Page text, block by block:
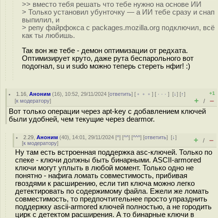
>> вместо тебя решать что тебе нужно на основе ИИ
> Только установил убунточку — а ИИ тебе сразу и снап
выпилил, и
> репу файрфокса с packages.mozilla.org подключил, всё
как ты любишь.
Так вон же тебе - демон оптимизации от редхата.
Оптимизирует круто, даже рута беспарольного вот
подогнал, su и sudo можно теперь стереть нфиг! :)
1.16 ,Аноним (16), 10:52, 29/11/2024 [ответить] [ ﹢﹢﹢] [ · · ·][↓] [↑]
[к модератору]
+1
+ / –
Вот только операции через apt-key с добавлением ключей
были удобней, чем текущие через dearmor.
2.29 ,Аноним (40), 14:01, 29/11/2024 [^] [^^] [^^^] [ответить][↓]
[к модератору] + / –
Ну там есть встроенная поддержка asc-ключей. Только по
спеке - ключи должны быть бинарными. ASCII-armored
ключи могут уплыть в любой момент. Только одно не
понятно - нафига ломать совместимость, прибивая
гвоздями к расширению, если тип ключа можно легко
детектировать по содержимому файла. Ежели же ломать
совместимость, то предпочтительнее просто упразднить
поддержку ascii-armored ключей полностью, а не городить
цирк с детектом расширения. А то бинарные ключи в